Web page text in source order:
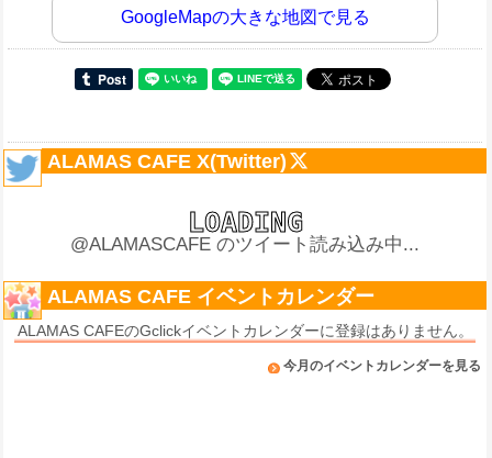
GoogleMapの大きな地図で見る
ALAMAS CAFE X(Twitter)
@ALAMASCAFE のツイート読み込み中...
ALAMAS CAFE イベントカレンダー
ALAMAS CAFEのGclickイベントカレンダーに登録はありません。
今月のイベントカレンダーを見る